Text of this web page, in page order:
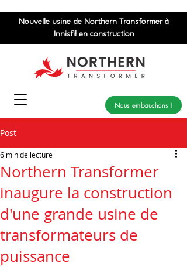
Nous embauchons !
Nouvelle usine de Northern Transformer à
Innisfil en construction
Post
Northern Transformer
inaugure la construction
d'une grande usine de
transformateurs de
puissance
6 min de lecture